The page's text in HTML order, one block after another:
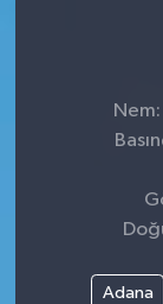
Nem:
Adana